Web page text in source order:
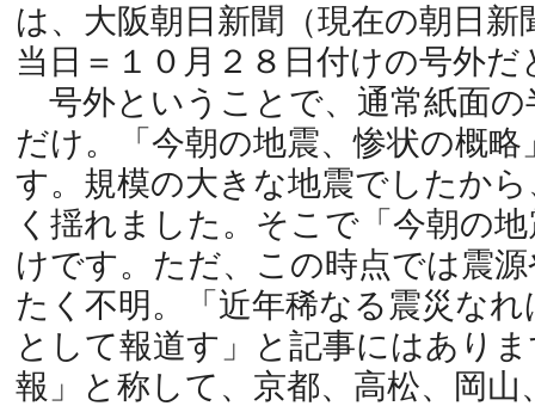
は、大阪朝日新聞（現在の朝日新
当日＝１０月２８日付けの号外
号外ということで、通常紙面の
だけ。「今朝の地震、惨状の概
す。規模の大きな地震でしたか
く揺れました。そこで「今朝の
けです。ただ、この時点では震
たく不明。「近年稀なる震災な
として報道す」と記事にはあり
報」と称して、京都、高松、岡山